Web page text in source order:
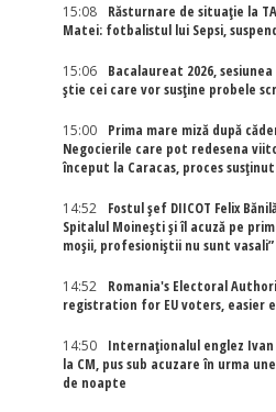
15:08
Răsturnare de situație la
Matei: fotbalistul lui Sepsi,
15:06
Bacalaureat 2026,
știe cei care vor susține probele
15:00
Prima mare miză după
Negocierile care pot redesena
început la Caracas, proces susținut
14:52
Fostul șef DIICOT Felix
Spitalul Moinești și îl acuză pe
moșii, profesioniștii nu sunt vasali”
14:52
Romania's Electoral
registration for EU voters, easier
14:50
Internaţionalul englez
la CM, pus sub acuzare în urma
de noapte